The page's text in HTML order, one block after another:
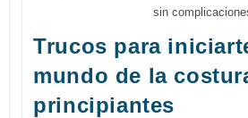
sin
Trucos para
mundo de la
principiantes